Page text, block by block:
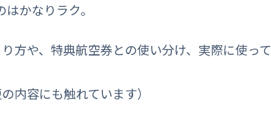
かなりラク。
方や、特典航空券との使い分け、実際に使って
内容にも触れています）